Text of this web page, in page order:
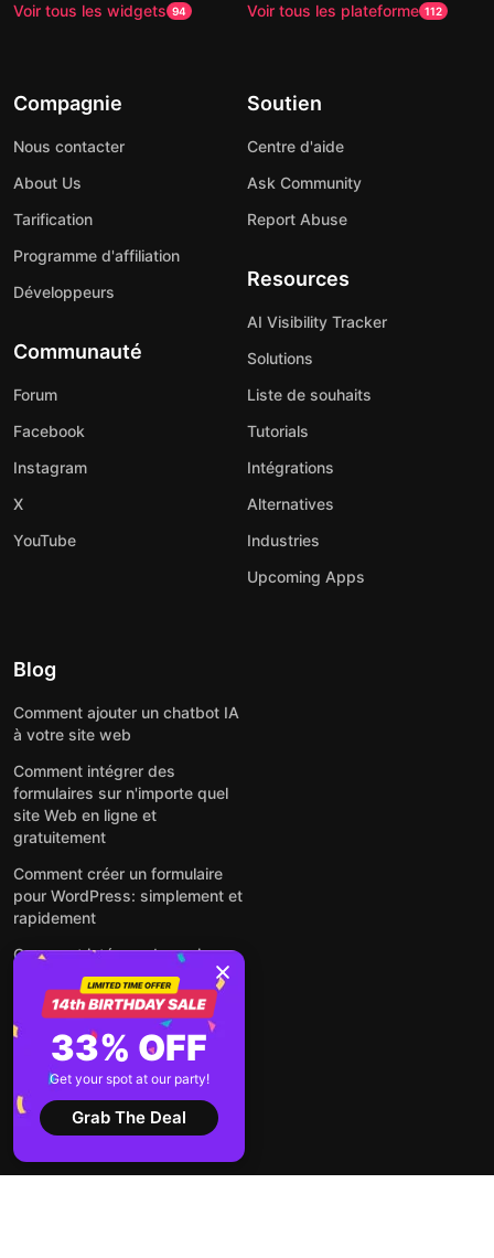
Voir tous les widgets 94
Voir tous les plateforme 112
Compagnie
Nous contacter
About Us
Tarification
Programme d'affiliation
Développeurs
Communauté
Forum
Facebook
Instagram
X
YouTube
Soutien
Centre d'aide
Ask Community
Report Abuse
Resources
AI Visibility Tracker
Solutions
Liste de souhaits
Tutorials
Intégrations
Alternatives
Industries
Upcoming Apps
Blog
Comment ajouter un chatbot IA
à votre site web
Comment intégrer des
formulaires sur n'importe quel
site Web en ligne et
gratuitement
Comment créer un formulaire
pour WordPress: simplement et
rapidement
Comment intégrer des avis
Google gratuitement sur un site
web
Comment intégrer une fenêtre
contextuelle sur n'importe quel
site Web
Voir tous les articles
33% OFF
Get your spot at our party!
Grab The Deal